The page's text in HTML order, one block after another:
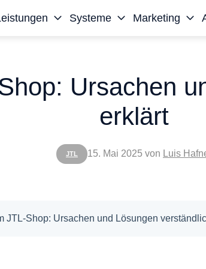
Systeme Marketing
JTL
Ursachen
erklärt
15. Mai 2025 von Luis
JTL-Shop: Ursachen und Lösungen